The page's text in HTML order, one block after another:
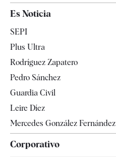
España
Televisión
Es Noticia
SEPI
Plus Ultra
Rodríguez Zapatero
Pedro Sánchez
Guardia Civil
Leire Díez
Mercedes González Fernández
Corporativo